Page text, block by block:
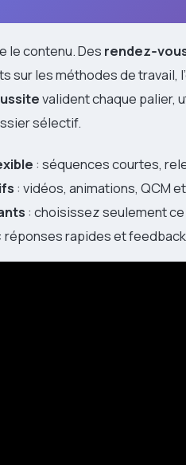
le contenu. Des
sur les méthodes de travail,
valident chaque palier,
sélectif.
: séquences courtes,
: vidéos, animations, QCM
: choisissez seulement
: réponses rapides et